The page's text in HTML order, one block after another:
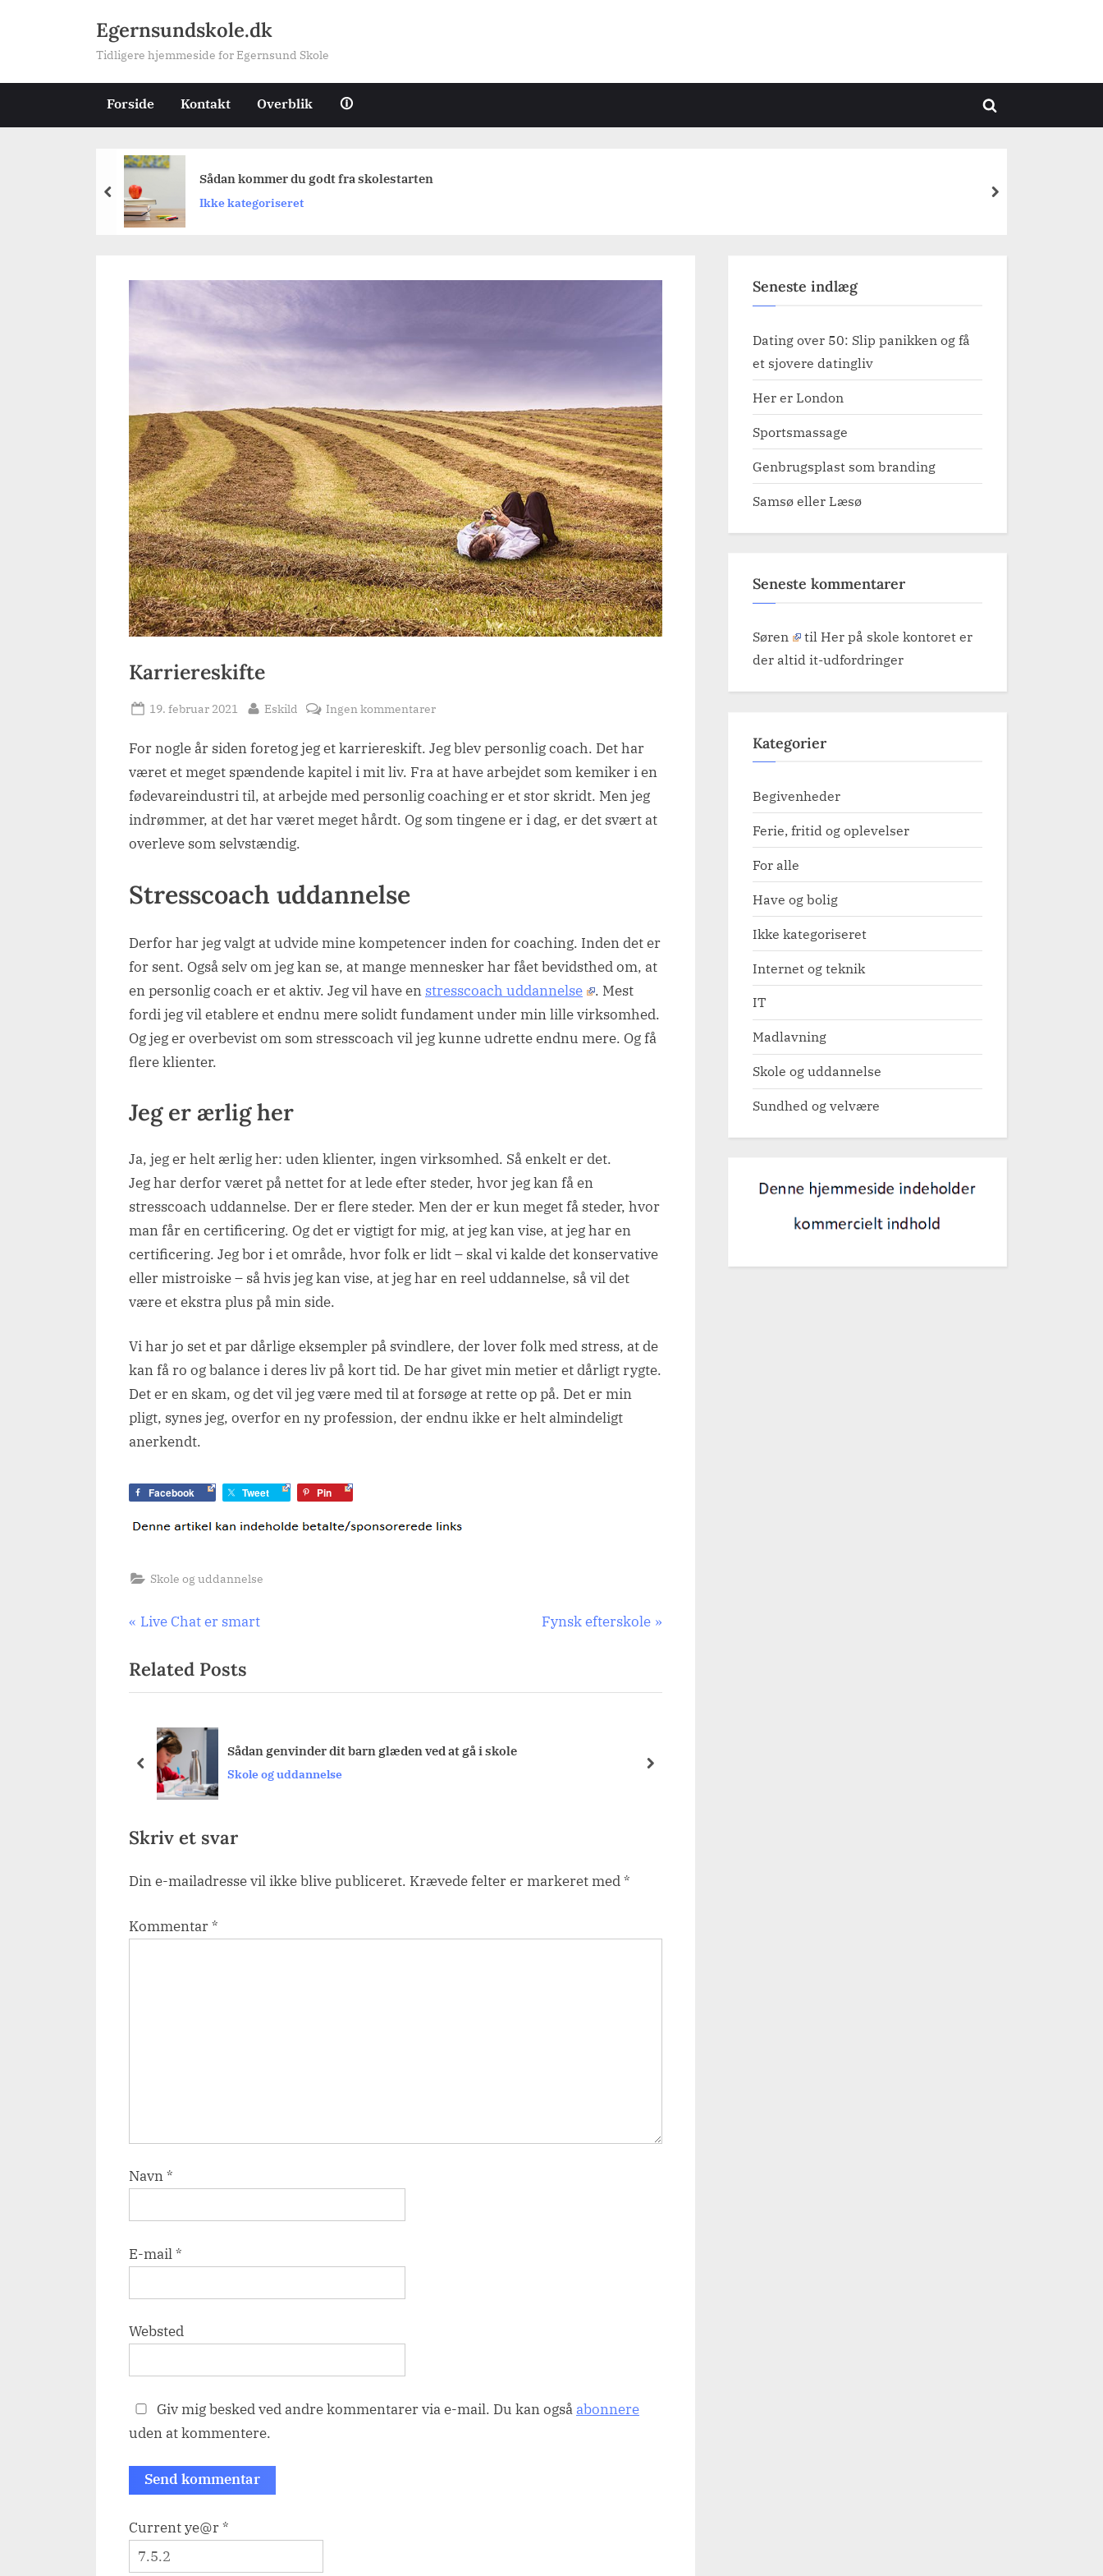
Egernsundskole.dk
Tidligere hjemmeside for Egernsund Skole
Forside Kontakt Overblik 🛈
Toggle
Sådan kommer du godt fra skolestarten
Ikke kategoriseret
prev next
Karriereskifte
Posted
19. februar 2021 By
Eskild Ingen kommentarertil
For nogle år siden foretog jeg et karriereskift. Jeg blev personlig coach. Det har
været et meget spændende kapitel i mit liv. Fra at have arbejdet som kemiker i en
fødevareindustri til, at arbejde med personlig coaching er et stor skridt. Men jeg
indrømmer, at det har været meget hårdt. Og som tingene er i dag, er det svært at
overleve som selvstændig.
Stresscoach uddannelse
Derfor har jeg valgt at udvide mine kompetencer inden for coaching. Inden det er
for sent. Også selv om jeg kan se, at mange mennesker har fået bevidsthed om, at
en personlig coach er et aktiv. Jeg vil have en stresscoach uddannelse
. Mest
fordi jeg vil etablere et endnu mere solidt fundament under min lille virksomhed.
Og jeg er overbevist om som stresscoach vil jeg kunne udrette endnu mere. Og få
flere klienter.
Jeg er ærlig her
Ja, jeg er helt ærlig her: uden klienter, ingen virksomhed. Så enkelt er det.
Jeg har derfor været på nettet for at lede efter steder, hvor jeg kan få en
stresscoach uddannelse. Der er flere steder. Men der er kun meget få steder, hvor
man får en certificering. Og det er vigtigt for mig, at jeg kan vise, at jeg har en
certificering. Jeg bor i et område, hvor folk er lidt – skal vi kalde det konservative
eller mistroiske – så hvis jeg kan vise, at jeg har en reel uddannelse, så vil det
være et ekstra plus på min side.
Vi har jo set et par dårlige eksempler på svindlere, der lover folk med stress, at de
kan få ro og balance i deres liv på kort tid. De har givet min metier et dårligt rygte.
Det er en skam, og det vil jeg være med til at forsøge at rette op på. Det er min
pligt, synes jeg, overfor en ny profession, der endnu ikke er helt almindeligt
anerkendt.
Facebook Tweet Pin
Skole og uddannelse
Indlægsnavigation
P
e
v
u
o
t
Live Chat er smart
N
t
Fynsk efterskole
Related Posts
Sådan genvinder dit barn glæden ved at gå i skole
Skole og uddannelse
prev next
Skriv et svar
Din e-mailadresse vil ikke blive publiceret. Krævede felter er markeret med*
Kommentar*
Navn*
E-mail*
Websted
Giv mig besked ved andre kommentarer via e-mail. Du kan også abonnere
uden at kommentere.
Current ye@r*
Seneste indlæg
Dating over 50: Slip panikken og få
et sjovere datingliv
Her er London
Sportsmassage
Genbrugsplast som branding
Samsø eller Læsø
Seneste kommentarer
Søren tilHer på skole kontoret er
der altid it-udfordringer
Kategorier
Begivenheder
Ferie, fritid og oplevelser
For alle
Have og bolig
Ikke kategoriseret
Internet og teknik
IT
Madlavning
Skole og uddannelse
Sundhed og velvære